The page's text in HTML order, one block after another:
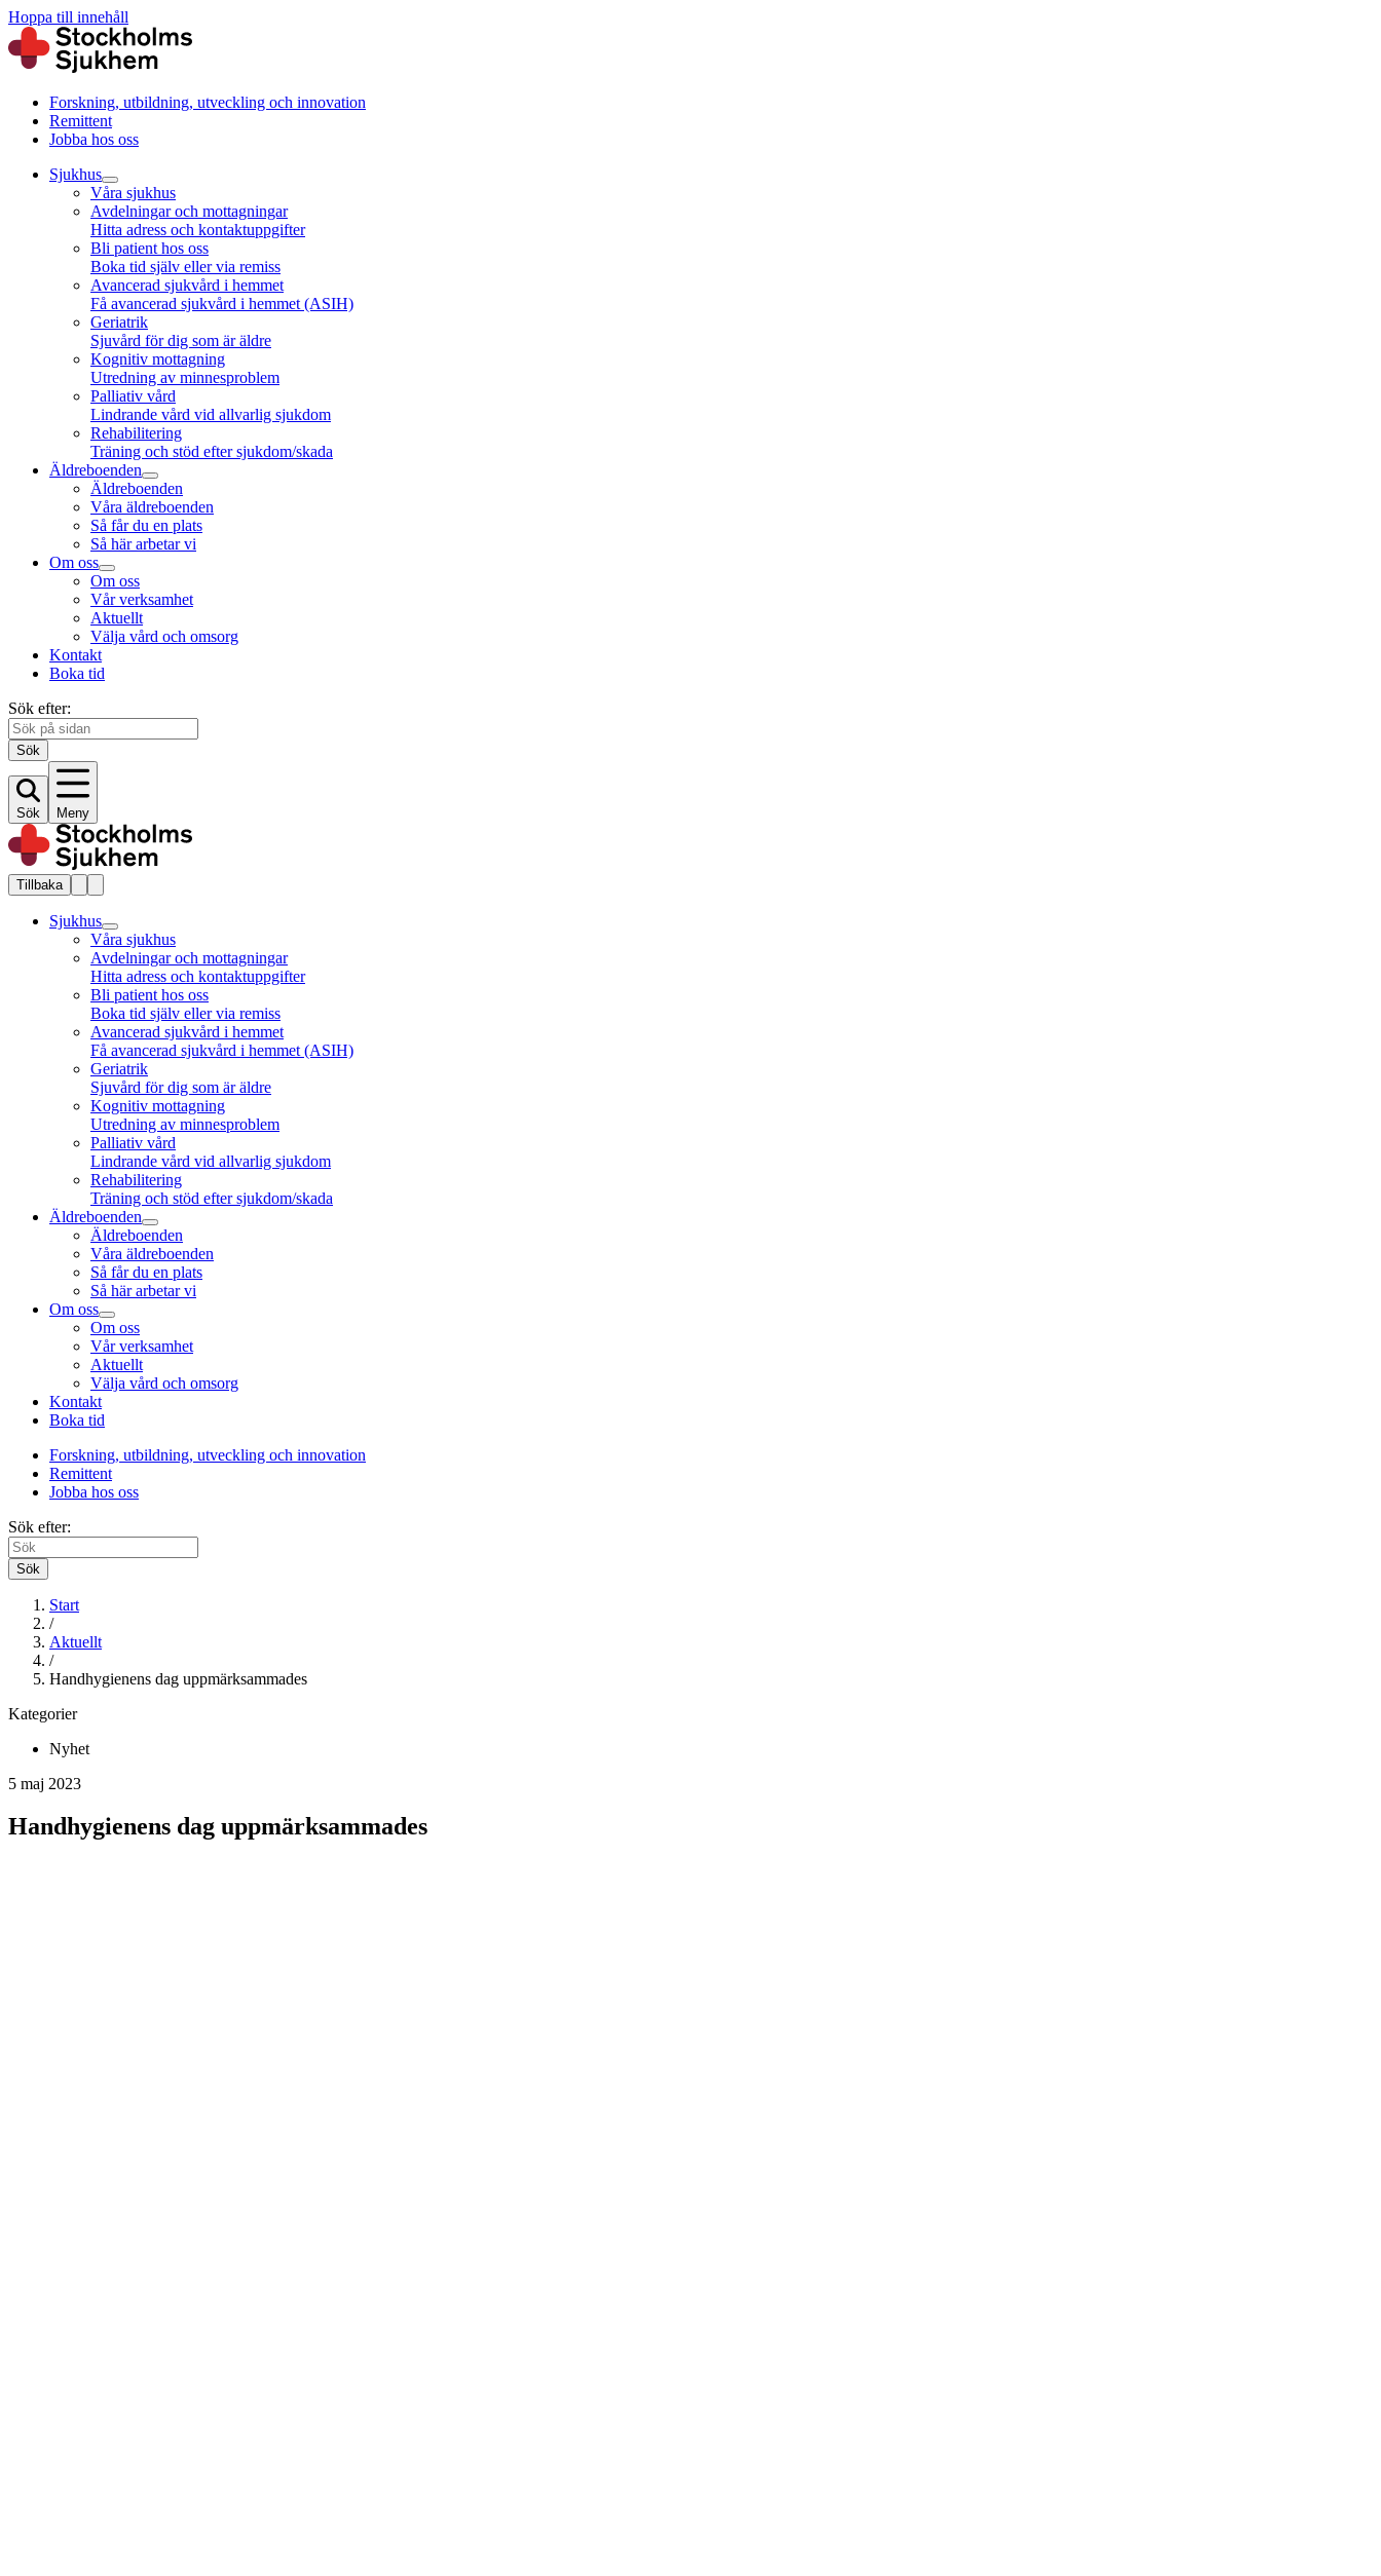
Hoppa till innehåll
Forskning, utbildning, utveckling och innovation
Remittent
Jobba hos oss
Sjukhus
Våra sjukhus
Avdelningar och mottagningar
Hitta adress och kontaktuppgifter
Bli patient hos oss
Boka tid själv eller via remiss
Avancerad sjukvård i hemmet
Få avancerad sjukvård i hemmet (ASIH)
Geriatrik
Sjuvård för dig som är äldre
Kognitiv mottagning
Utredning av minnesproblem
Palliativ vård
Lindrande vård vid allvarlig sjukdom
Rehabilitering
Träning och stöd efter sjukdom/skada
Äldreboenden
Äldreboenden
Våra äldreboenden
Så får du en plats
Så här arbetar vi
Om oss
Om oss
Vår verksamhet
Aktuellt
Välja vård och omsorg
Kontakt
Boka tid
Sök efter:
Sök
Sök Meny
Tillbaka
Sjukhus
Våra sjukhus
Avdelningar och mottagningar
Hitta adress och kontaktuppgifter
Bli patient hos oss
Boka tid själv eller via remiss
Avancerad sjukvård i hemmet
Få avancerad sjukvård i hemmet (ASIH)
Geriatrik
Sjuvård för dig som är äldre
Kognitiv mottagning
Utredning av minnesproblem
Palliativ vård
Lindrande vård vid allvarlig sjukdom
Rehabilitering
Träning och stöd efter sjukdom/skada
Äldreboenden
Äldreboenden
Våra äldreboenden
Så får du en plats
Så här arbetar vi
Om oss
Om oss
Vår verksamhet
Aktuellt
Välja vård och omsorg
Kontakt
Boka tid
Forskning, utbildning, utveckling och innovation
Remittent
Jobba hos oss
Sök efter:
Sök
Start
/
Aktuellt
/
Handhygienens dag uppmärksammades
Kategorier
Nyhet
5 maj 2023
Handhygienens dag uppmärksammades